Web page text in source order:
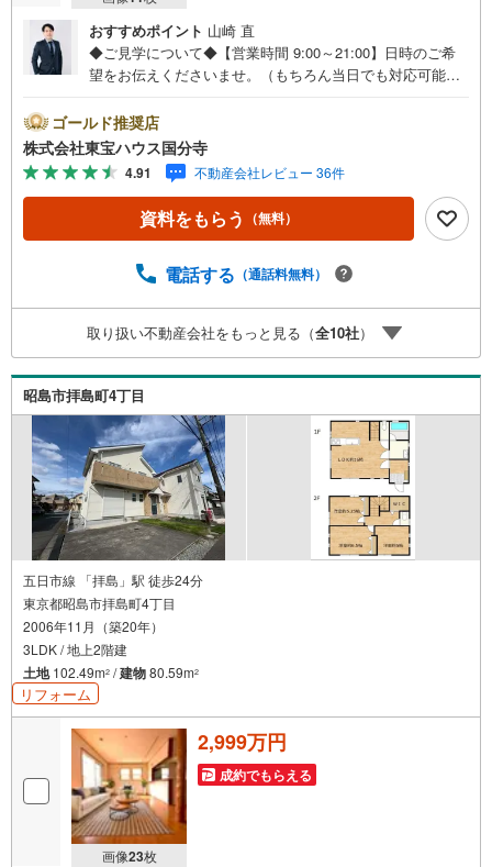
おすすめポイント 山崎 直
◆ご見学について◆【営業時間 9:00～21:00】日時のご希
望をお伝えくださいませ。（もちろん当日でも対応可能で
のご連絡をおすすめいたします。「室内・現地を見学す
る」ボタンよりご予約いただくと、スムーズにご案内可能
です。事前に鍵の手配や内覧準備が必要な場合がございま
すのでご了承ください。◆TOHO HOUSE CLUB◆弊社で売
買いただいたお客様はTOHO HOUSE CLUBにご加入いただ
けます。10～20、30年後のリフォーム、保険やローンの見
ご提供いたします。◆FPによるライフサポート◆専属ファ
運用・相続など幅広くアドバイスいたします。ご契約前後
を問わず、安心してご利用いただけます。◆安心の環境◆
無料駐車場、キッズスペースを完備し、ご家族でのご来店
も安心です。の体制で皆様の住まい探しをサポートいたし
ます。
ゴールド推奨店
株式会社東宝ハウス国分寺
4.91 不動産会社レビュー 36件
資料をもらう （無料）
電話する （通話料無料）
取り扱い不動産会社をもっと見る（全10社）
昭島市拝島町4丁目
五日市線 「拝島」駅 徒歩24分
東京都昭島市拝島町4丁目
2006年11月（築20年）
3LDK / 地上2階建
土地102.49m2 /建物80.59m2
リフォーム
画像23枚
2,999万円
成約でもらえる